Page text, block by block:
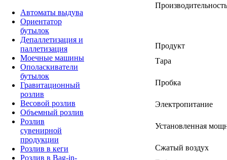
Автоматы выдува
Ориентатор
бутылок
Депаллетизация и
паллетизация
Моечные машины
Ополаскиватели
бутылок
Гравитационный
розлив
Весовой розлив
Объемный розлив
Розлив
сувенирной
продукции
Розлив в кеги
Розлив в Bag-in-
Производительность
Продукт
Тара
Пробка
Электропитание
Установленная
Сжатый воздух